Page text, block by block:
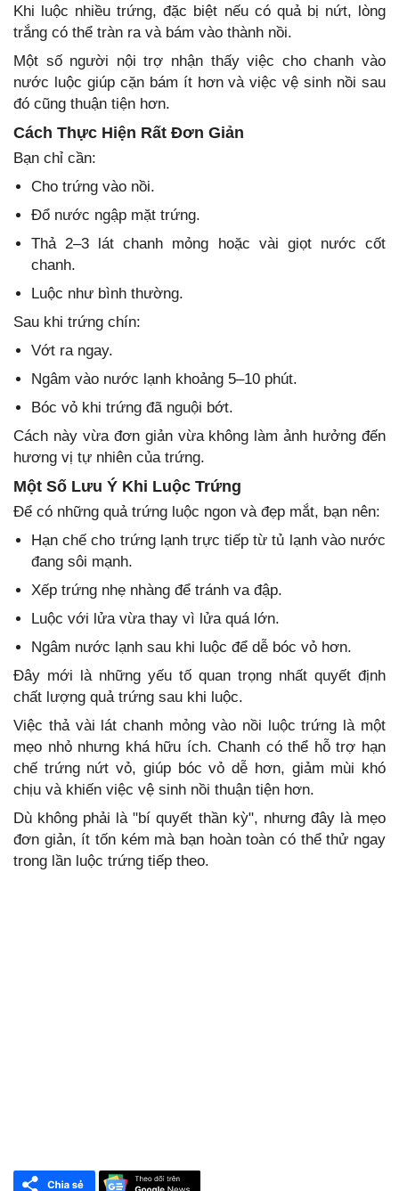
Khi luộc nhiều trứng, đặc biệt nếu có quả bị nứt, lòng
trắng có thể tràn ra và bám vào thành nồi.
Một số người nội trợ nhận thấy việc cho chanh vào
nước luộc giúp cặn bám ít hơn và việc vệ sinh nồi sau
đó cũng thuận tiện hơn.
Cách Thực Hiện Rất Đơn Giản
Bạn chỉ cần:
Cho trứng vào nồi.
Đổ nước ngập mặt trứng.
Thả 2–3 lát chanh mỏng hoặc vài giọt nước cốt
chanh.
Luộc như bình thường.
Sau khi trứng chín:
Vớt ra ngay.
Ngâm vào nước lạnh khoảng 5–10 phút.
Bóc vỏ khi trứng đã nguội bớt.
Cách này vừa đơn giản vừa không làm ảnh hưởng đến
hương vị tự nhiên của trứng.
Một Số Lưu Ý Khi Luộc Trứng
Để có những quả trứng luộc ngon và đẹp mắt, bạn nên:
Hạn chế cho trứng lạnh trực tiếp từ tủ lạnh vào nước
đang sôi mạnh.
Xếp trứng nhẹ nhàng để tránh va đập.
Luộc với lửa vừa thay vì lửa quá lớn.
Ngâm nước lạnh sau khi luộc để dễ bóc vỏ hơn.
Đây mới là những yếu tố quan trọng nhất quyết định
chất lượng quả trứng sau khi luộc.
Việc thả vài lát chanh mỏng vào nồi luộc trứng là một
mẹo nhỏ nhưng khá hữu ích. Chanh có thể hỗ trợ hạn
chế trứng nứt vỏ, giúp bóc vỏ dễ hơn, giảm mùi khó
chịu và khiến việc vệ sinh nồi thuận tiện hơn.
Dù không phải là "bí quyết thần kỳ", nhưng đây là mẹo
đơn giản, ít tốn kém mà bạn hoàn toàn có thể thử ngay
trong lần luộc trứng tiếp theo.